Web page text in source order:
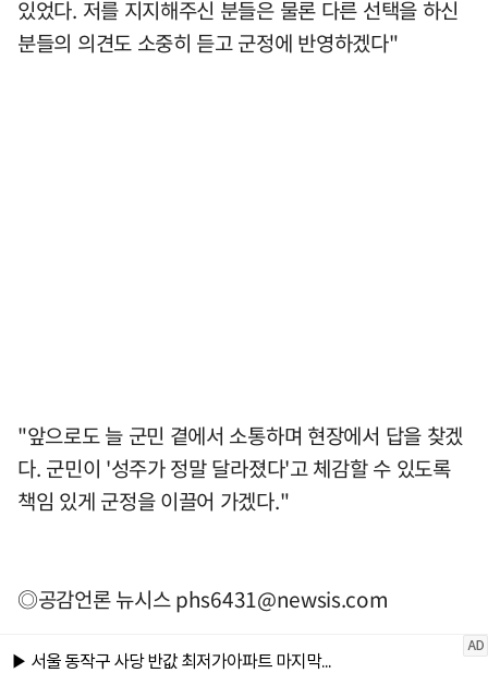
있었다. 저를 지지해주신 분들은 물론 다른 선택을 하신
분들의 의견도 소중히 듣고 군정에 반영하겠다"
"앞으로도 늘 군민 곁에서 소통하며 현장에서 답을 찾겠
다. 군민이 '성주가 정말 달라졌다'고 체감할 수 있도록
책임 있게 군정을 이끌어 가겠다."
◎공감언론 뉴시스phs6431@newsis.com